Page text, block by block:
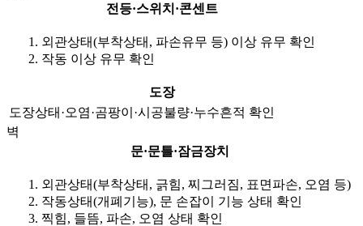
전등·스위치·콘센트
외관상태(부착상태, 파손유무 등) 이상 유무 확인
작동 이상 유무 확인
도장
도장상태·오염·곰팡이·시공불량·누수흔적 확인
벽
문·문틀·잠금장치
외관상태(부착상태, 긁힘, 찌그러짐, 표면파손, 오염 등)
작동상태(개폐기능), 문 손잡이 기능 상태 확인
찍힘, 들뜸, 파손, 오염 상태 확인